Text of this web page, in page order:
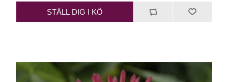
STÄLL DIG I KÖ